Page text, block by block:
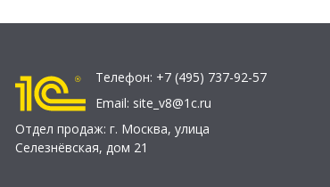
Телефон: +7 (495) 737-92-57
Email: site_v8@1c.ru
Отдел продаж: г. Москва, улица
Селезнёвская, дом 21